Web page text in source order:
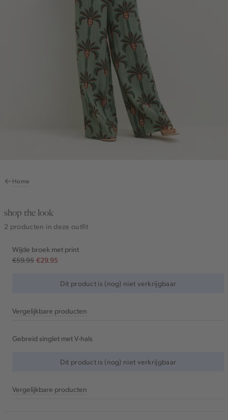
Home
shop the look
2 producten in deze outfit
Wijde broek met print
€59.95 €29.95
Dit product is (nog) niet verkrijgbaar
Vergelijkbare producten
Gebreid singlet met V-hals
Dit product is (nog) niet verkrijgbaar
Vergelijkbare producten